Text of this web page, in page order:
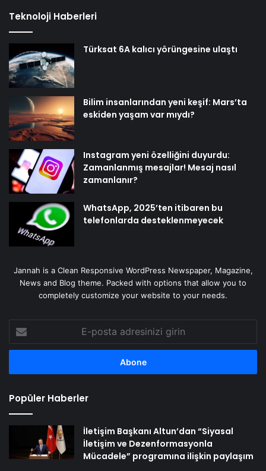
Teknoloji Haberleri
Türksat 6A kalıcı yörüngesine ulaştı
Bilim insanlarından yeni keşif: Mars’ta
eskiden yaşam var mıydı?
Instagram yeni özelliğini duyurdu:
Zamanlanmış mesajlar! Mesaj nasıl
zamanlanır?
WhatsApp, 2025’ten itibaren bu
telefonlarda desteklenmeyecek
Jannah is a Clean Responsive WordPress Newspaper, Magazine,
News and Blog theme. Packed with options that allow you to
completely customize your website to your needs.
posta
adresinizi
Popüler Haberler
İletişim Başkanı Altun’dan “Siyasal
İletişim ve Dezenformasyonla
Mücadele” programına ilişkin paylaşım